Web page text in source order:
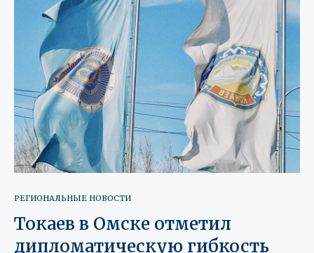
РЕГИОНАЛЬНЫЕ НОВОСТИ
Токаев в Омске отметил
дипломатическую гибкость